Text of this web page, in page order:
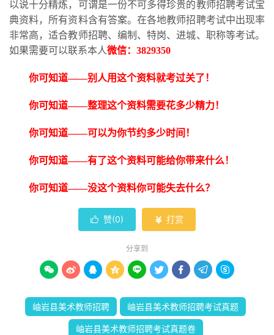
以说十分精炼，可谓是一份不可多得珍贵的教师招聘考试宝
典资料，所有资料含有答案。在各地教师招聘考试中出现率
非常高，适合教师招聘、编制、特岗、进城、职称等考试。
如果需要可以联系本人微信： 3829350
你可知道——别人用这个资料就考过关了！
你可知道——整理这个资料需要花多少精力！
你可知道——可以为你节约多少时间！
你可知道——有了这个资料可能给你带来什么！
你可知道——没这个资料你可能失去什么？
 赞(0)  打赏
分享到
        
岫岩县美术教师招聘 岫岩县美术教师招聘考试真题
岫岩县美术教师招聘考试真题卷